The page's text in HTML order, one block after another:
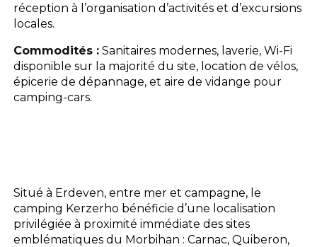
réception à l’organisation d’activités et d’excursions
locales.
Commodités : Sanitaires modernes, laverie, Wi-Fi
disponible sur la majorité du site, location de vélos,
épicerie de dépannage, et aire de vidange pour
camping-cars.
Situé à Erdeven, entre mer et campagne, le
camping Kerzerho bénéficie d’une localisation
privilégiée à proximité immédiate des sites
emblématiques du Morbihan : Carnac, Quiberon,